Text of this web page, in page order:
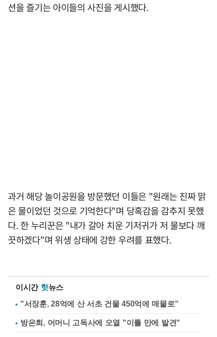
션을 즐기는 아이들의 사진을 게시했다.
과거 해당 놀이공원을 방문했던 이들은 "원래는 진짜 맑
은 물이었던 것으로 기억한다"며 당혹감을 감추지 못했
다. 한 누리꾼은 "내가 갈아 치운 기저귀가 저 물보다 깨
끗하겠다"며 위생 상태에 강한 우려를 표했다.
이시간 핫뉴스
"서장훈, 28억에 산 서초 건물 450억에 매물로"
방은희, 어머니 고독사에 오열 "이틀 만에 발견"